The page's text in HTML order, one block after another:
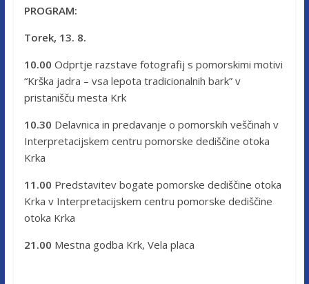
PROGRAM:
Torek, 13. 8.
10.00 Odprtje razstave fotografij s pomorskimi motivi
“Krška jadra – vsa lepota tradicionalnih bark” v
pristanišču mesta Krk
10.30 Delavnica in predavanje o pomorskih veščinah v
Interpretacijskem centru pomorske dediščine otoka
Krka
11.00 Predstavitev bogate pomorske dediščine otoka
Krka v Interpretacijskem centru pomorske dediščine
otoka Krka
21.00 Mestna godba Krk, Vela placa